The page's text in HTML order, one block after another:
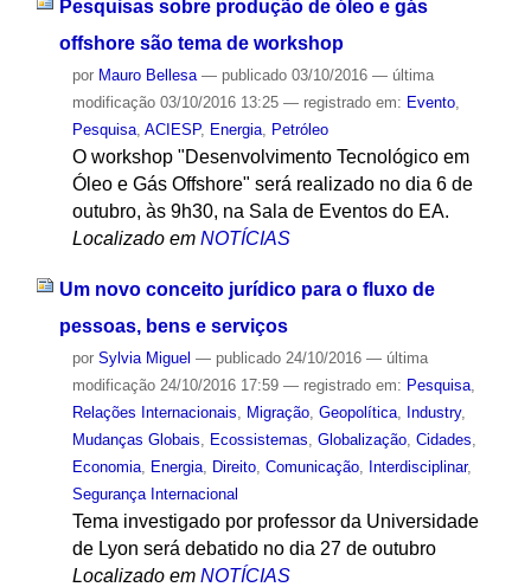
Pesquisas sobre produção de óleo e gás
offshore são tema de workshop
por Mauro Bellesa — publicado03/10/2016 — última
modificação03/10/2016 13:25 — registrado em: Evento,
Pesquisa, ACIESP, Energia, Petróleo
O workshop "Desenvolvimento Tecnológico em
Óleo e Gás Offshore" será realizado no dia 6 de
outubro, às 9h30, na Sala de Eventos do EA.
Localizado em NOTÍCIAS
Um novo conceito jurídico para o fluxo de
pessoas, bens e serviços
por Sylvia Miguel — publicado24/10/2016 — última
modificação24/10/2016 17:59 — registrado em: Pesquisa,
Relações Internacionais
Migração, Geopolítica, Industry,
Mudanças Globais
Ecossistemas Globalização, Cidades
Economia, Energia, Direito, Comunicação, Interdisciplinar,
Segurança Internacional
Tema investigado por professor da Universidade
de Lyon será debatido no dia 27 de outubro
Localizado em NOTÍCIAS